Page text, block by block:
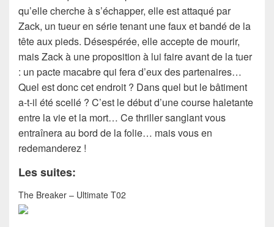
qu’elle cherche à s’échapper, elle est attaqué par
Zack, un tueur en série tenant une faux et bandé de la
tête aux pieds. Désespérée, elle accepte de mourir,
mais Zack à une proposition à lui faire avant de la tuer
: un pacte macabre qui fera d’eux des partenaires…
Quel est donc cet endroit ? Dans quel but le bâtiment
a-t-il été scellé ? C’est le début d’une course haletante
entre la vie et la mort… Ce thriller sanglant vous
entraînera au bord de la folie… mais vous en
redemanderez !
Les suites:
The Breaker – Ultimate T02